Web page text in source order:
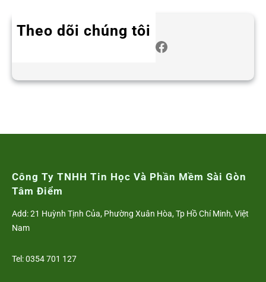
Theo dõi chúng tôi
Facebook
Công Ty TNHH Tin Học Và Phần Mềm Sài Gòn
Tâm Điểm
Add: 21 Huỳnh Tịnh Của, Phường Xuân Hòa, Tp Hồ Chí Minh, Việt
Nam
Tel: 0354 701 127